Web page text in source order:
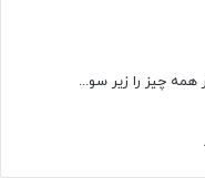
همه چیز را زیر سو...